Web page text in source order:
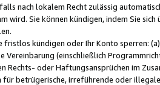
nach lokalem Recht zulässig
wird. Sie können kündigen, indem Sie
kündigen oder Ihr Konto sperren:
(einschließlich
Rechts- oder Haftungsansprüchen im
betrügerische, irreführende oder